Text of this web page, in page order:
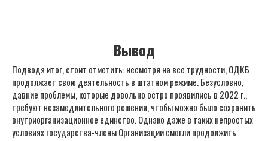
Вывод
Подводя итог, стоит отметить: несмотря на все трудности, ОДКБ
продолжает свою деятельность в штатном режиме. Безусловно,
давние проблемы, которые довольно остро проявились в 2022 г.,
требуют незамедлительного решения, чтобы можно было сохранить
внутриорганизационное единство. Однако даже в таких непростых
условиях государства-члены Организации смогли продолжить